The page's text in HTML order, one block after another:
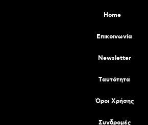
Home
Επικοινωνία
Newsletter
Tαυτότητα
Όροι Χρήσης
Συνδρομές